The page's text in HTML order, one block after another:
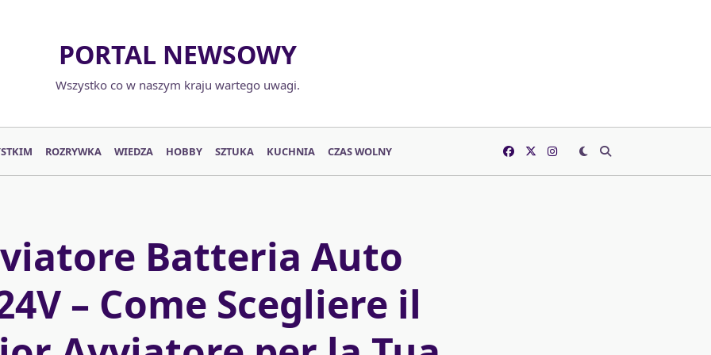
PORTAL NEWSOWY
Wszystko co w naszym kraju wartego uwagi.
ROZRYWKA WIEDZA HOBBY SZTUKA KUCHNIA CZAS WOLNY
Batteria Auto
– Come Scegliere il